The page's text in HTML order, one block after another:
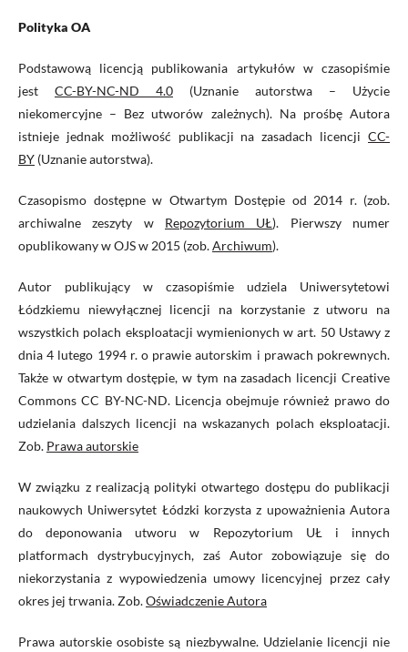
Polityka OA
Podstawową licencją publikowania artykułów w czasopiśmie
jest CC-BY-NC-ND 4.0 (Uznanie autorstwa – Użycie
niekomercyjne – Bez utworów zależnych). Na prośbę Autora
istnieje jednak możliwość publikacji na zasadach licencji CC-
BY (Uznanie autorstwa).
Czasopismo dostępne w Otwartym Dostępie od 2014 r. (zob.
archiwalne zeszyty w Repozytorium UŁ). Pierwszy numer
opublikowany w OJS w 2015 (zob.Archiwum).
Autor publikujący w czasopiśmie udziela Uniwersytetowi
Łódzkiemu niewyłącznej licencji na korzystanie z utworu na
wszystkich polach eksploatacji wymienionych w art. 50 Ustawy z
dnia 4 lutego 1994 r. o prawie autorskim i prawach pokrewnych.
Także w otwartym dostępie, w tym na zasadach licencji Creative
Commons CC BY-NC-ND. Licencja obejmuje również prawo do
udzielania dalszych licencji na wskazanych polach eksploatacji.
Zob. Prawa autorskie
W związku z realizacją polityki otwartego dostępu do publikacji
naukowych Uniwersytet Łódzki korzysta z upoważnienia Autora
do deponowania utworu w Repozytorium UŁ i innych
platformach dystrybucyjnych, zaś Autor zobowiązuje się do
niekorzystania z wypowiedzenia umowy licencyjnej przez cały
okres jej trwania. Zob.Oświadczenie Autora
Prawa autorskie osobiste są niezbywalne. Udzielanie licencji nie